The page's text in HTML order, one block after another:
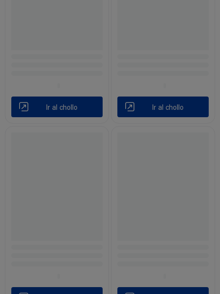
Ir al chollo Ir al chollo